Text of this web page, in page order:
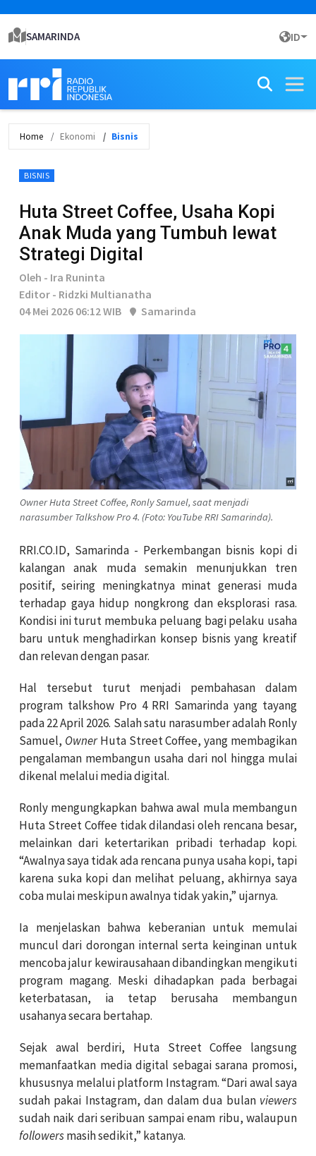
SAMARINDA ID
Home Ekonomi Bisnis
BISNIS
Huta Street Coffee, Usaha Kopi
Anak Muda yang Tumbuh lewat
Strategi Digital
Oleh - Ira Runinta
Editor - Ridzki Multianatha
04 Mei 2026 06:12 WIB
Samarinda
Owner Huta Street Coffee, Ronly Samuel, saat menjadi
narasumber Talkshow Pro 4. (Foto: YouTube RRI Samarinda).
RRI.CO.ID, Samarinda - Perkembangan bisnis kopi di
kalangan anak muda semakin menunjukkan tren
positif, seiring meningkatnya minat generasi muda
terhadap gaya hidup nongkrong dan eksplorasi rasa.
Kondisi ini turut membuka peluang bagi pelaku usaha
baru untuk menghadirkan konsep bisnis yang kreatif
dan relevan dengan pasar.
Hal tersebut turut menjadi pembahasan dalam
program talkshow Pro 4 RRI Samarinda yang tayang
pada 22 April 2026. Salah satu narasumber adalah Ronly
Samuel, OwnerHuta Street Coffee, yang membagikan
pengalaman membangun usaha dari nol hingga mulai
dikenal melalui media digital.
Ronly mengungkapkan bahwa awal mula membangun
Huta Street Coffee tidak dilandasi oleh rencana besar,
melainkan dari ketertarikan pribadi terhadap kopi.
“Awalnya saya tidak ada rencana punya usaha kopi, tapi
karena suka kopi dan melihat peluang, akhirnya saya
coba mulai meskipun awalnya tidak yakin,” ujarnya.
Ia menjelaskan bahwa keberanian untuk memulai
muncul dari dorongan internal serta keinginan untuk
mencoba jalur kewirausahaan dibandingkan mengikuti
program magang. Meski dihadapkan pada berbagai
keterbatasan, ia tetap berusaha membangun
usahanya secara bertahap.
Sejak awal berdiri, Huta Street Coffee langsung
memanfaatkan media digital sebagai sarana promosi,
khususnya melalui platform Instagram. “Dari awal saya
sudah pakai Instagram, dan dalam dua bulan viewers
sudah naik dari seribuan sampai enam ribu, walaupun
followersmasih sedikit,” katanya.